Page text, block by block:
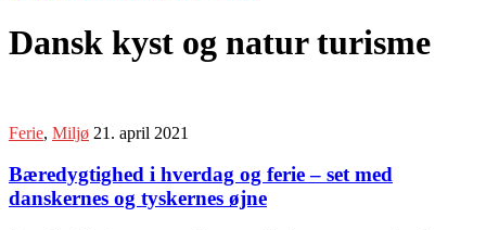
Dansk kyst og natur turisme
Ferie, Miljø 21. april 2021
Bæredygtighed i hverdag og ferie – set med
danskernes og tyskernes øjne